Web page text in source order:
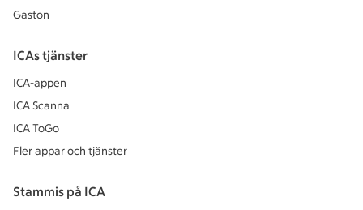
Gaston
ICAs tjänster
ICA-appen
ICA Scanna
ICA ToGo
Fler appar och tjänster
Stammis på ICA